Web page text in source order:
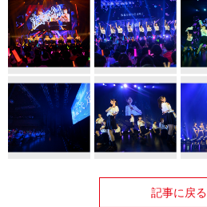
記事に戻る